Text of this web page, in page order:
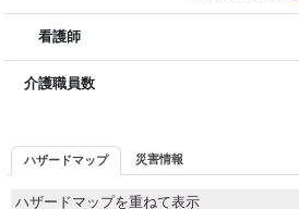
看護師
介護職員数
ハザードマップ 災害情報
ハザードマップを重ねて表示